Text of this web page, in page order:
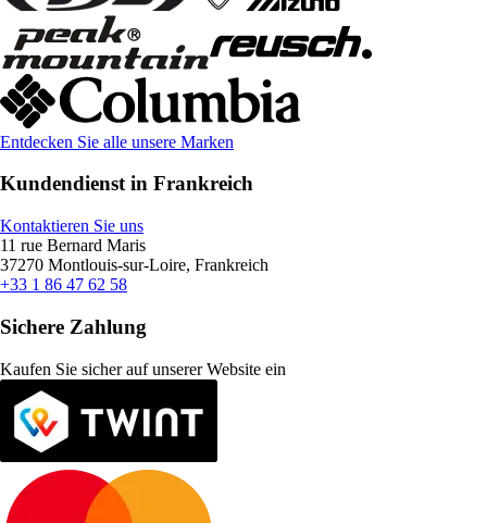
Entdecken Sie alle unsere Marken
Kundendienst in Frankreich
Kontaktieren Sie uns
11 rue Bernard Maris
37270 Montlouis-sur-Loire, Frankreich
+33 1 86 47 62 58
Sichere Zahlung
Kaufen Sie sicher auf unserer Website ein